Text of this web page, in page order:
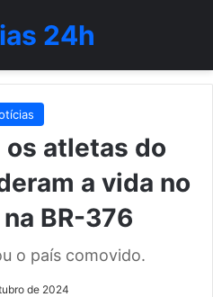
24h
os atletas do
a vida no
BR-376
o país comovido.
de 2024